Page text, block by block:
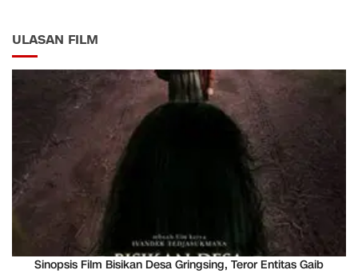
ULASAN FILM
Sinopsis Film Bisikan Desa Gringsing, Teror Entitas Gaib